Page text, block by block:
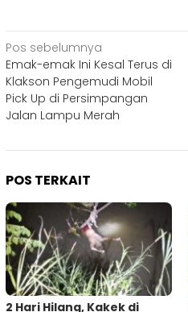
Navigasi
pos
Pos sebelumnya
Emak-emak Ini Kesal Terus di
Klakson Pengemudi Mobil
Pick Up di Persimpangan
Jalan Lampu Merah
POS TERKAIT
2 Hari Hilang, Kakek di